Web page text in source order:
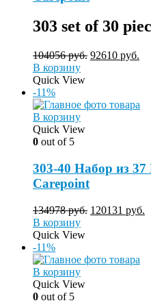
303 set of 30
104056руб. 92610 руб.
В корзину
Quick View
-11%
В корзину
Quick View
0 out of 5
303-40 Набор из 37
Carepoint
134978руб. 120131 руб.
В корзину
Quick View
-11%
В корзину
Quick View
0 out of 5